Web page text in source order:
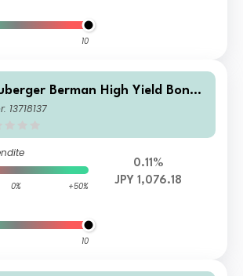
10
Berman High Yield Bond
JPY A (Monthly) Distributing Cl
13718137
0% +50%
10
0.11%
JPY 1,076.18